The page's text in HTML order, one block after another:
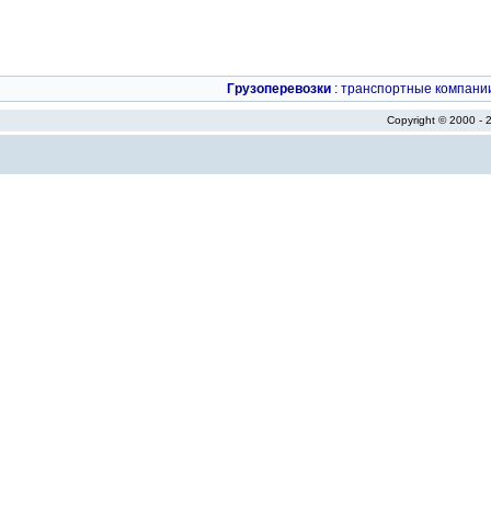
Грузоперевозки : транспортные
Copyright © 2000 -